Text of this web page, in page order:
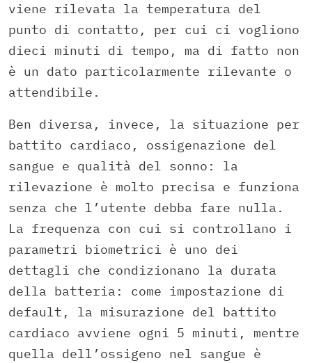
viene rilevata la temperatura del
punto di contatto, per cui ci vogliono
dieci minuti di tempo, ma di fatto non
è un dato particolarmente rilevante o
attendibile.
Ben diversa, invece, la situazione per
battito cardiaco, ossigenazione del
sangue e qualità del sonno: la
rilevazione è molto precisa e funziona
senza che l’utente debba fare nulla.
La frequenza con cui si controllano i
parametri biometrici è uno dei
dettagli che condizionano la durata
della batteria: come impostazione di
default, la misurazione del battito
cardiaco avviene ogni 5 minuti, mentre
quella dell’ossigeno nel sangue è